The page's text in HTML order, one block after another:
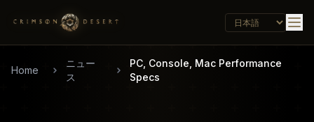
Home
ニュー
ス
PC, Console, Mac Performance
Specs